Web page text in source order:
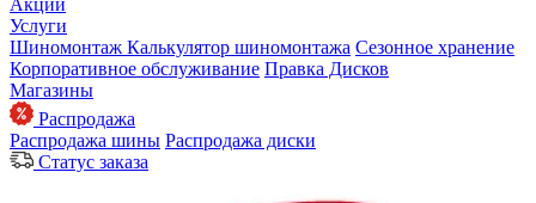
Акции
Услуги
Шиномонтаж Калькулятор шиномонтажа Сезонное хранение
Корпоративное обслуживание Правка Дисков
Магазины
Распродажа
Распродажа шины Распродажа диски
Статус заказа